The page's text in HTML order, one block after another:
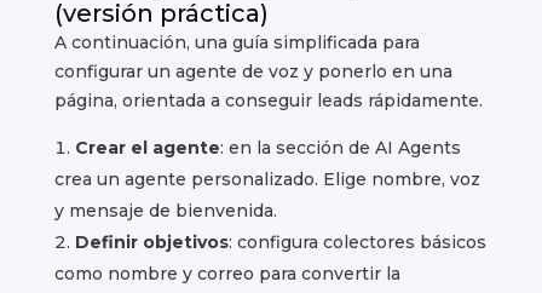
(versión práctica)
A continuación, una guía simplificada para
configurar un agente de voz y ponerlo en una
página, orientada a conseguir leads rápidamente.
Crear el agente: en la sección de AI Agents
crea un agente personalizado. Elige nombre, voz
y mensaje de bienvenida.
Definir objetivos: configura colectores básicos
como nombre y correo para convertir la